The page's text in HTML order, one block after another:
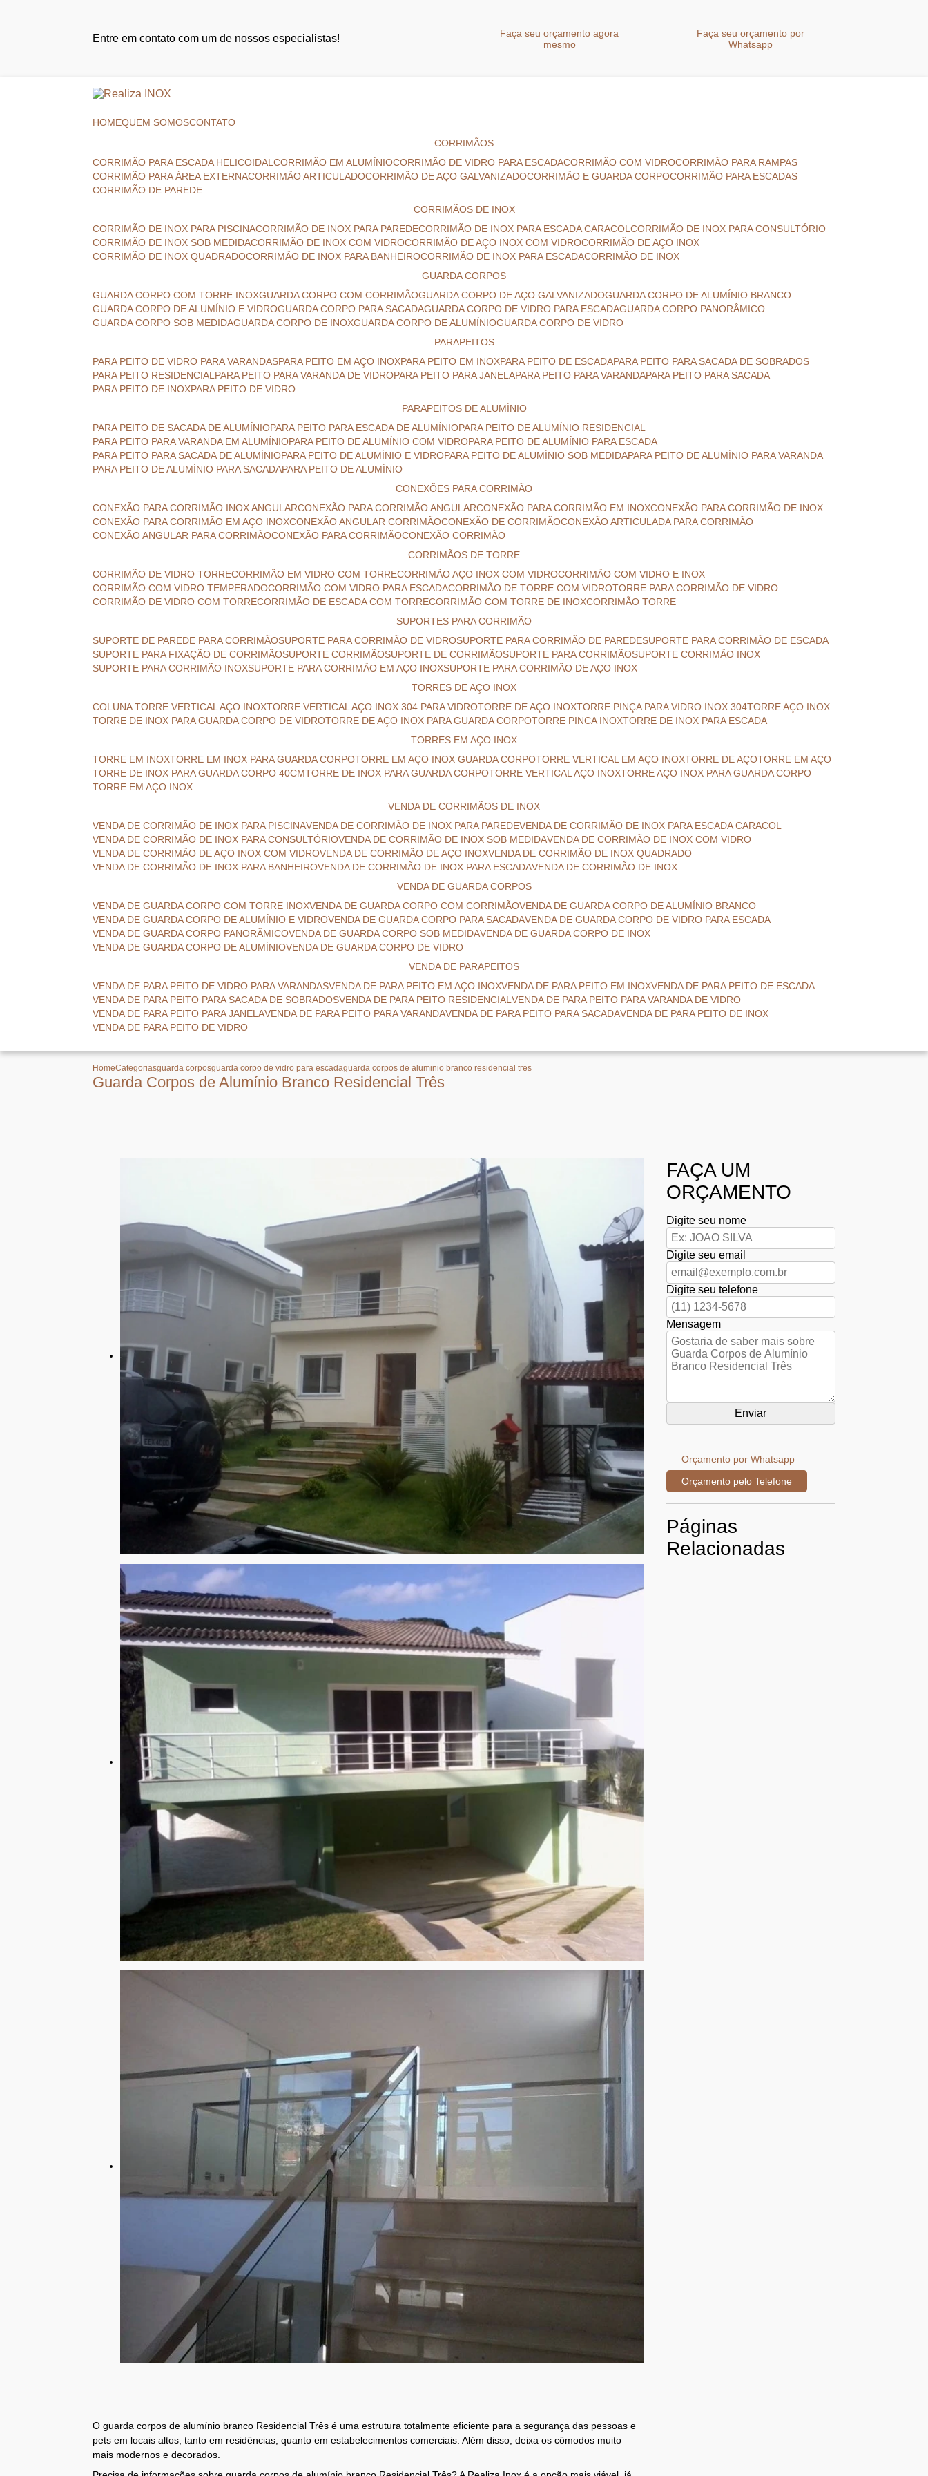
Entre em contato com um de nossos especialistas!
Faça seu orçamento agora
mesmo
Faça seu orçamento por
Whatsapp
HOME QUEM SOMOS
CONTATO
CORRIMÃOS
CORRIMÃO PARA ESCADA HELICOIDAL
CORRIMÃO EM ALUMÍNIO CORRIMÃO DE VIDRO PARA ESCADA CORRIMÃO COM VIDRO
CORRIMÃO PARA RAMPAS
CORRIMÃO PARA ÁREA EXTERNA
CORRIMÃO ARTICULADO CORRIMÃO DE AÇO GALVANIZADO CORRIMÃO E GUARDA CORPO
CORRIMÃO PARA ESCADAS
CORRIMÃO DE PAREDE
CORRIMÃOS DE INOX
CORRIMÃO DE INOX PARA PISCINA
CORRIMÃO DE INOX PARA PAREDE CORRIMÃO DE INOX PARA ESCADA CARACOL
CORRIMÃO DE INOX PARA CONSULTÓRIO
CORRIMÃO DE INOX SOB MEDIDA
CORRIMÃO DE INOX COM VIDRO CORRIMÃO DE AÇO INOX COM VIDRO
CORRIMÃO DE AÇO INOX
CORRIMÃO DE INOX QUADRADO
CORRIMÃO DE INOX PARA BANHEIRO CORRIMÃO DE INOX PARA ESCADA
CORRIMÃO DE INOX
GUARDA CORPOS
GUARDA CORPO COM TORRE INOX
GUARDA CORPO COM CORRIMÃO GUARDA CORPO DE AÇO GALVANIZADO
GUARDA CORPO DE ALUMÍNIO BRANCO
GUARDA CORPO DE ALUMÍNIO E VIDRO
GUARDA CORPO PARA SACADA GUARDA CORPO DE VIDRO PARA ESCADA
GUARDA CORPO PANORÂMICO
GUARDA CORPO SOB MEDIDA
GUARDA CORPO DE INOX GUARDA CORPO DE ALUMÍNIO
GUARDA CORPO DE VIDRO
PARAPEITOS
PARA PEITO DE VIDRO PARA VARANDAS PARA PEITO EM AÇO INOX PARA PEITO EM INOX PARA PEITO DE ESCADA PARA PEITO PARA SACADA DE SOBRADOS
PARA PEITO RESIDENCIAL
PARA PEITO PARA VARANDA DE VIDRO PARA PEITO PARA JANELA PARA PEITO PARA VARANDA PARA PEITO PARA SACADA
PARA PEITO DE INOX PARA PEITO DE VIDRO
PARAPEITOS DE ALUMÍNIO
PARA PEITO DE SACADA DE ALUMÍNIO PARA PEITO PARA ESCADA DE ALUMÍNIO PARA PEITO DE ALUMÍNIO RESIDENCIAL
PARA PEITO PARA VARANDA EM ALUMÍNIO PARA PEITO DE ALUMÍNIO COM VIDRO PARA PEITO DE ALUMÍNIO PARA ESCADA
PARA PEITO PARA SACADA DE ALUMÍNIO PARA PEITO DE ALUMÍNIO E VIDRO PARA PEITO DE ALUMÍNIO SOB MEDIDA PARA PEITO DE ALUMÍNIO PARA VARANDA
PARA PEITO DE ALUMÍNIO PARA SACADA PARA PEITO DE ALUMÍNIO
CONEXÕES PARA CORRIMÃO
CONEXÃO PARA CORRIMÃO INOX ANGULAR
CONEXÃO PARA CORRIMÃO ANGULAR CONEXÃO PARA CORRIMÃO EM INOX
CONEXÃO PARA CORRIMÃO DE INOX
CONEXÃO PARA CORRIMÃO EM AÇO INOX
CONEXÃO ANGULAR CORRIMÃO CONEXÃO DE CORRIMÃO
CONEXÃO ARTICULADA PARA CORRIMÃO
CONEXÃO ANGULAR PARA CORRIMÃO
CONEXÃO PARA CORRIMÃO
CONEXÃO CORRIMÃO
CORRIMÃOS DE TORRE
CORRIMÃO DE VIDRO TORRE
CORRIMÃO EM VIDRO COM TORRE CORRIMÃO AÇO INOX COM VIDRO
CORRIMÃO COM VIDRO E INOX
CORRIMÃO COM VIDRO TEMPERADO
CORRIMÃO COM VIDRO PARA ESCADA CORRIMÃO DE TORRE COM VIDRO TORRE PARA CORRIMÃO DE VIDRO
CORRIMÃO DE VIDRO COM TORRE
CORRIMÃO DE ESCADA COM TORRE CORRIMÃO COM TORRE DE INOX
CORRIMÃO TORRE
SUPORTES PARA CORRIMÃO
SUPORTE DE PAREDE PARA CORRIMÃO
SUPORTE PARA CORRIMÃO DE VIDRO SUPORTE PARA CORRIMÃO DE PAREDE
SUPORTE PARA CORRIMÃO DE ESCADA
SUPORTE PARA FIXAÇÃO DE CORRIMÃO
SUPORTE CORRIMÃO SUPORTE DE CORRIMÃO SUPORTE PARA CORRIMÃO
SUPORTE CORRIMÃO INOX
SUPORTE PARA CORRIMÃO INOX
SUPORTE PARA CORRIMÃO EM AÇO INOX
SUPORTE PARA CORRIMÃO DE AÇO INOX
TORRES DE AÇO INOX
COLUNA TORRE VERTICAL AÇO INOX TORRE VERTICAL AÇO INOX 304 PARA VIDRO TORRE DE AÇO INOX TORRE PINÇA PARA VIDRO INOX 304 TORRE AÇO INOX
TORRE DE INOX PARA GUARDA CORPO DE VIDRO TORRE DE AÇO INOX PARA GUARDA CORPO TORRE PINCA INOX TORRE DE INOX PARA ESCADA
TORRES EM AÇO INOX
TORRE EM INOX TORRE EM INOX PARA GUARDA CORPO TORRE EM AÇO INOX GUARDA CORPO TORRE VERTICAL EM AÇO INOX TORRE DE AÇO TORRE EM AÇO
TORRE DE INOX PARA GUARDA CORPO 40CM TORRE DE INOX PARA GUARDA CORPO TORRE VERTICAL AÇO INOX TORRE AÇO INOX PARA GUARDA CORPO
TORRE EM AÇO INOX
VENDA DE CORRIMÃOS DE INOX
VENDA DE CORRIMÃO DE INOX PARA PISCINA VENDA DE CORRIMÃO DE INOX PARA PAREDE VENDA DE CORRIMÃO DE INOX PARA ESCADA CARACOL
VENDA DE CORRIMÃO DE INOX PARA CONSULTÓRIO VENDA DE CORRIMÃO DE INOX SOB MEDIDA VENDA DE CORRIMÃO DE INOX COM VIDRO
VENDA DE CORRIMÃO DE AÇO INOX COM VIDRO VENDA DE CORRIMÃO DE AÇO INOX VENDA DE CORRIMÃO DE INOX QUADRADO
VENDA DE CORRIMÃO DE INOX PARA BANHEIRO VENDA DE CORRIMÃO DE INOX PARA ESCADA VENDA DE CORRIMÃO DE INOX
VENDA DE GUARDA CORPOS
VENDA DE GUARDA CORPO COM TORRE INOX VENDA DE GUARDA CORPO COM CORRIMÃO VENDA DE GUARDA CORPO DE ALUMÍNIO BRANCO
VENDA DE GUARDA CORPO DE ALUMÍNIO E VIDRO VENDA DE GUARDA CORPO PARA SACADA VENDA DE GUARDA CORPO DE VIDRO PARA ESCADA
VENDA DE GUARDA CORPO PANORÂMICO VENDA DE GUARDA CORPO SOB MEDIDA VENDA DE GUARDA CORPO DE INOX
VENDA DE GUARDA CORPO DE ALUMÍNIO VENDA DE GUARDA CORPO DE VIDRO
VENDA DE PARAPEITOS
VENDA DE PARA PEITO DE VIDRO PARA VARANDAS VENDA DE PARA PEITO EM AÇO INOX VENDA DE PARA PEITO EM INOX VENDA DE PARA PEITO DE ESCADA
VENDA DE PARA PEITO PARA SACADA DE SOBRADOS VENDA DE PARA PEITO RESIDENCIAL VENDA DE PARA PEITO PARA VARANDA DE VIDRO
VENDA DE PARA PEITO PARA JANELA VENDA DE PARA PEITO PARA VARANDA VENDA DE PARA PEITO PARA SACADA VENDA DE PARA PEITO DE INOX
VENDA DE PARA PEITO DE VIDRO
HomeCategoriasguarda corposguarda corpo de vidro para escadaguarda corpos de aluminio branco residencial tres
Guarda Corpos de Alumínio Branco Residencial Três
O guarda corpos de alumínio branco Residencial Três é uma estrutura totalmente eficiente para a segurança das pessoas e
pets em locais altos, tanto em residências, quanto em estabelecimentos comerciais. Além disso, deixa os cômodos muito
mais modernos e decorados.
FAÇA UM
ORÇAMENTO
Digite seu nome
Digite seu email
Digite seu telefone
Mensagem
Orçamento por Whatsapp
Orçamento pelo Telefone
Páginas
Relacionadas